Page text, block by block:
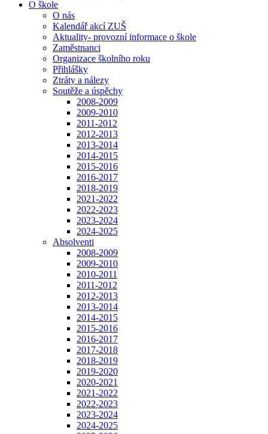
O škole
O nás
Kalendář akcí ZUŠ
Aktuality- provozní informace o škole
Zaměstnanci
Organizace školního roku
Přihlášky
Ztráty a nálezy
Soutěže a úspěchy
2008-2009
2009-2010
2011-2012
2012-2013
2013-2014
2014-2015
2015-2016
2016-2017
2018-2019
2021-2022
2022-2023
2023-2024
2024-2025
Absolventi
2008-2009
2009-2010
2010-2011
2011-2012
2012-2013
2013-2014
2014-2015
2015-2016
2016-2017
2017-2018
2018-2019
2019-2020
2020-2021
2021-2022
2022-2023
2023-2024
2024-2025